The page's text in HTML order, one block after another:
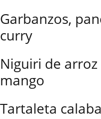
Garbanzos,
curry
Niguiri de
mango
Tartaleta